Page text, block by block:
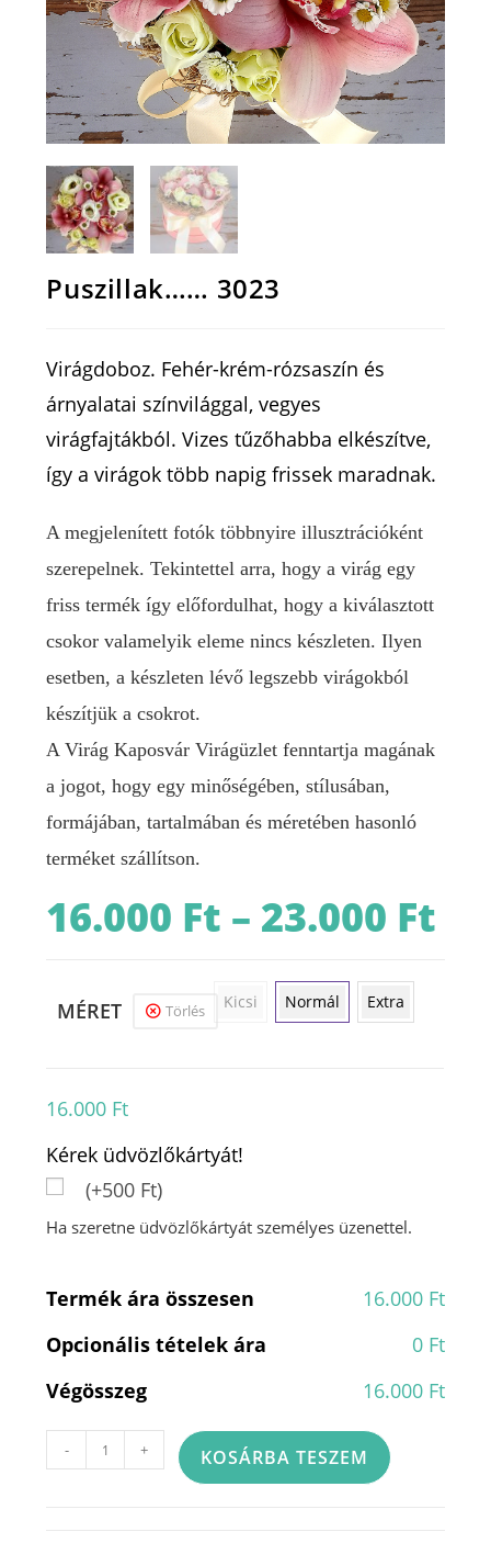
Puszillak…… 3023
Virágdoboz. Fehér-krém-rózsaszín és
árnyalatai színvilággal, vegyes
virágfajtákból. Vizes tűzőhabba elkészítve,
így a virágok több napig frissek maradnak.
A megjelenített fotók többnyire illusztrációként
szerepelnek. Tekintettel arra, hogy a virág egy
friss termék így előfordulhat, hogy a kiválasztott
csokor valamelyik eleme nincs készleten. Ilyen
esetben, a készleten lévő legszebb virágokból
készítjük a csokrot.
A Virág Kaposvár Virágüzlet fenntartja magának
a jogot, hogy egy minőségében, stílusában,
formájában, tartalmában és méretében hasonló
terméket szállítson.
16.000 Ft – 23.000 Ft
MÉRET Kicsi Normál Extra
Törlés
16.000 Ft
Kérek üdvözlőkártyát!
(+500 Ft)
Ha szeretne üdvözlőkártyát személyes üzenettel.
Termék ára összesen
16.000 Ft
Opcionális tételek ára
0 Ft
Végösszeg
16.000 Ft
Puszillak……
3023
- + KOSÁRBA TESZEM